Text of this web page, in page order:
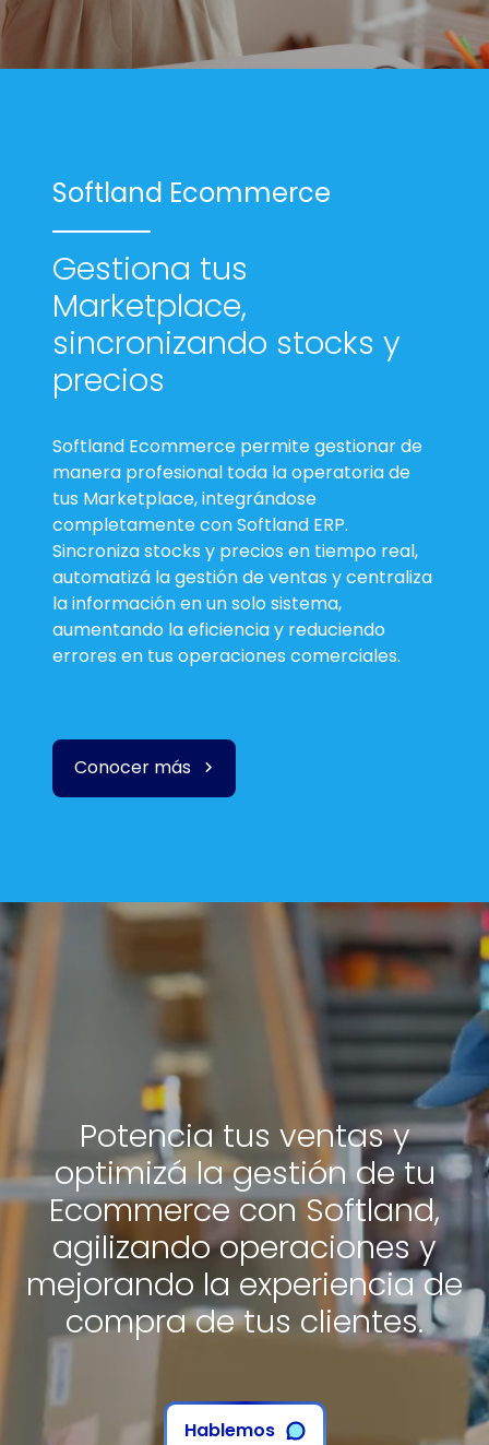
Softland Ecommerce
Gestiona tus
Marketplace,
sincronizando stocks y
precios
Softland Ecommerce permite gestionar de
manera profesional toda la operatoria de
tus Marketplace, integrándose
completamente con Softland ERP.
Sincroniza stocks y precios en tiempo real,
automatizá la gestión de ventas y centraliza
la información en un solo sistema,
aumentando la eficiencia y reduciendo
errores en tus operaciones comerciales.
Conocer más
Potencia tus ventas y
optimizá la gestión de tu
Ecommerce con Softland,
agilizando operaciones y
mejorando la experiencia de
compra de tus clientes.
Hablemos